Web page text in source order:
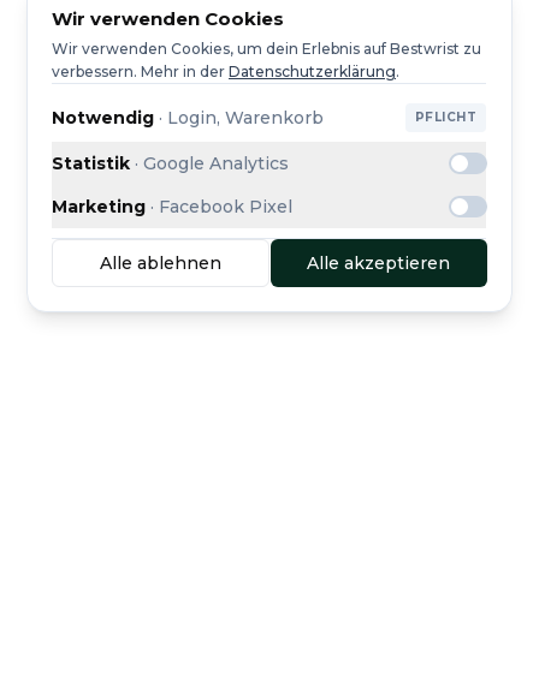
Wir verwenden Cookies
Wir verwenden Cookies, um dein Erlebnis auf Bestwrist zu
verbessern. Mehr in der Datenschutzerklärung.
Notwendig · Login, Warenkorb PFLICHT
Statistik ·Google Analytics
Marketing · Facebook Pixel
Alle ablehnen Alle akzeptieren